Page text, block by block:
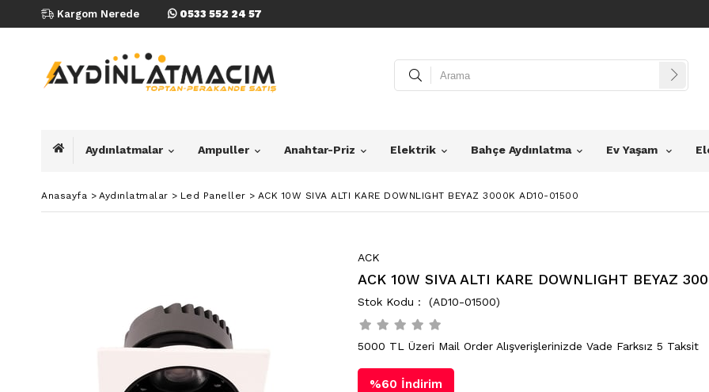
Kargom Nerede 0533 552 24 57
Aydınlatmalar Ampuller Anahtar-Priz Elektrik Bahçe Aydınlatma Ev Yaşam
Anasayfa > Aydınlatmalar > Led Paneller > ACK 10W SIVA ALTI KARE DOWNLIGHT BEYAZ 3000K AD10-01500
ACK
ACK 10W SIVA ALTI KARE DOWNLIGHT BEYAZ
(AD10-01500)
5000 TL Üzeri Mail Order Alışverişlerinizde Vade Farksız 5 Taksit
%60 İndirim